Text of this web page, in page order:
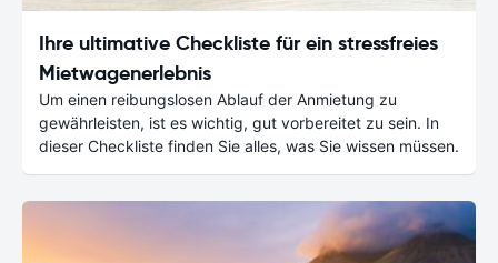
Ihre ultimative Checkliste für ein stressfreies
Mietwagenerlebnis
Um einen reibungslosen Ablauf der Anmietung zu
gewährleisten, ist es wichtig, gut vorbereitet zu sein. In
dieser Checkliste finden Sie alles, was Sie wissen müssen.